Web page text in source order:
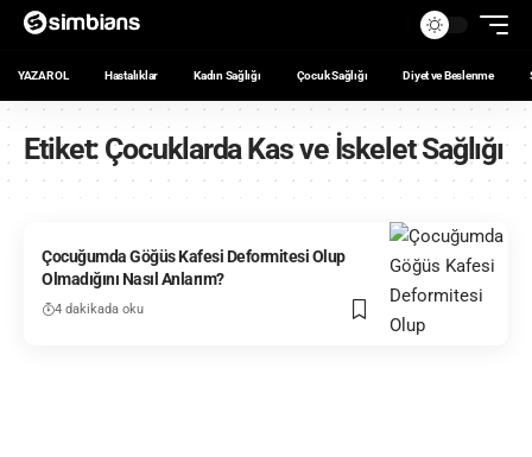
YAZAR OL Hastalıklar Kadın Sağlığı Çocuk Sağlığı Diyet ve Beslenme
Etiket: Çocuklarda Kas ve İskelet Sağlığı
Çocuğumda Göğüs Kafesi Deformitesi Olup
Olmadığını Nasıl Anlarım?
4 dakikada oku